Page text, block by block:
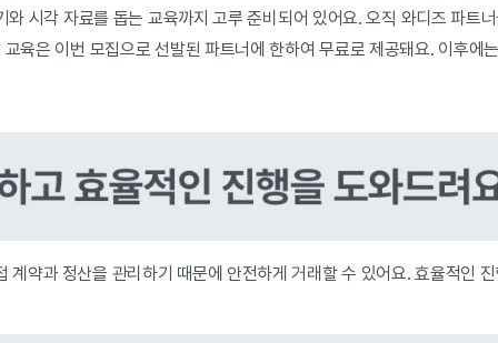
와 시각 자료를 돕는 교육까지 고루 준비되어 있어요. 오직 와디즈 파트
육은 이번 모집으로 선발된 파트너에 한하여 무료로 제공돼요. 이후에
계약과 정산을 관리하기 때문에 안전하게 거래할 수 있어요. 효율적인